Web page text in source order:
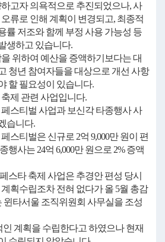
고자 의욕적으로 추진되었으나, 사
류로 인해 계획이 변경되고, 최종적
률 저조와 함께 부정 사용 가능성 등
생하고 있습니다.
위하여 예산을 증액하기보다는 대
청년 참여자들을 대상으로 개선 사항
할 필요성이 있습니다.
제 관련 사업입니다.
스티벌 사업과 보신각 타종행사 사
습니다.
스티벌은 신규로 2억 9,000만 원이 편
행사는 24억 6,000만 원으로 2% 증액
스타 축제 사업은 추경안 편성 당시
획수립조차 전혀 없다가 올 5월 총감
윈타서울 조직위원회 사무실을 조성
계획을 수립한다고 하였으나 현재